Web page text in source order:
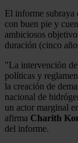
El informe subraya
con buen pie y
ambiciosos
duración (cinco
"La intervención
políticas y
la creación de
nacional de
un actor marginal
afirma Charith
del informe.